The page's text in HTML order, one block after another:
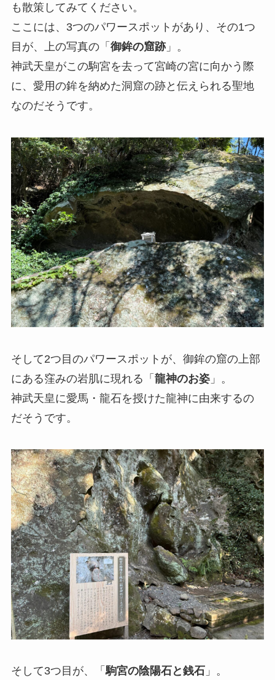
も散策してみてください。
ここには、3つのパワースポットがあり、その1つ
目が、上の写真の「 御鉾の窟跡」。
神武天皇がこの駒宮を去って宮崎の宮に向かう際
に、愛用の鉾を納めた洞窟の跡と伝えられる聖地
なのだそうです。
そして2つ目のパワースポットが、御鉾の窟の上部
にある窪みの岩肌に現れる「 龍神のお姿」。
神武天皇に愛馬・龍石を授けた龍神に由来するの
だそうです。
そして3つ目が、「駒宮の陰陽石と銭石」。